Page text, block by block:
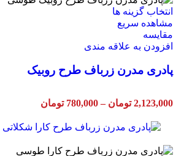
انتخاب گزینه ها
مشاهده سریع
مقایسه
افزودن به علاقه مندی
پادری مدرن زرباف طرح روبیک
2,123,000 تومان –
780,000 تومان